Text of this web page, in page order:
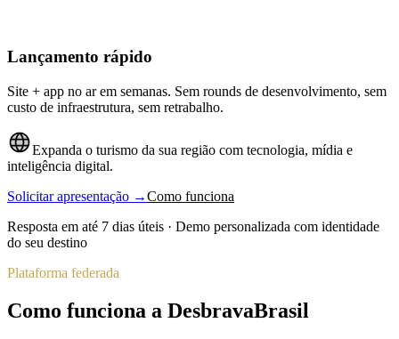
Lançamento rápido
Site + app no ar em semanas. Sem rounds de desenvolvimento, sem
custo de infraestrutura, sem retrabalho.
Expanda o turismo da sua região com tecnologia, mídia e
inteligência digital.
Solicitar apresentação →Como funciona
Resposta em até 7 dias úteis · Demo personalizada com identidade
do seu destino
Plataforma federada
Como funciona a DesbravaBrasil